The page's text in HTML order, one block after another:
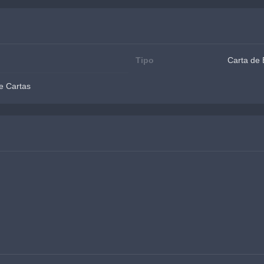
Tipo Carta de
Cartas